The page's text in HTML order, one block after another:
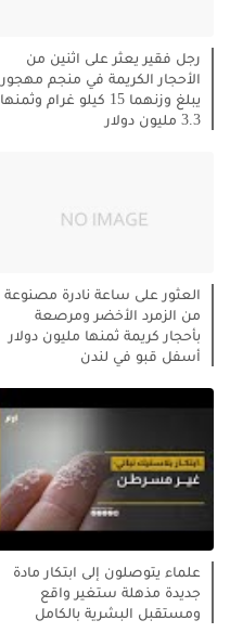
رجل فقير يعثر على اثنين من
الأحجار الكريمة في منجم مهجور
يبلغ وزنهما 15 كيلو غرام وثمنها
3.3 مليون دولار
العثور على ساعة نادرة مصنوعة
من الزمرد الأخضر ومرصعة
بأحجار كريمة ثمنها مليون دولار
أسفل قبو في لندن
علماء يتوصلون إلى ابتكار مادة
جديدة مذهلة ستغير واقع
ومستقبل البشرية بالكامل